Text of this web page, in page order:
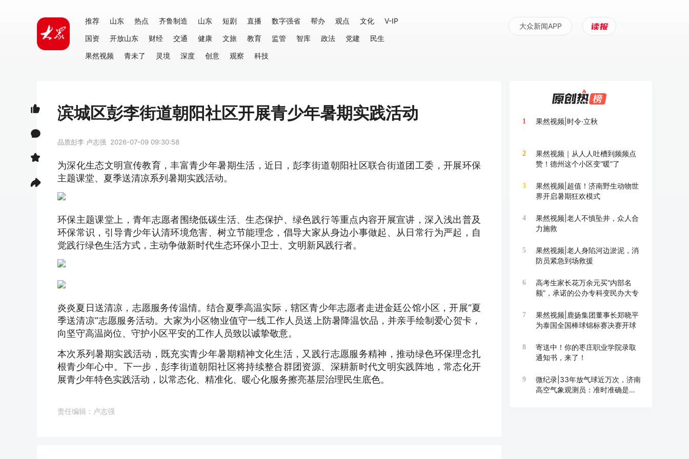
推荐 山东 热点 齐鲁制造 山东 短剧 直播 数字强省 帮办 观点 文化
V-IP
国资
开放山东 财经 交通 健康 文旅 教育 监管 智库 政法 党建
民生
果然视频
青未了 灵境 深度 创意 观察 科技
大众新闻APP
滨城区彭李街道朝阳社区开展青少年暑期实践活动
品质彭李 卢志强 2026-07-09 09:30:58
为深化生态文明宣传教育，丰富青少年暑期生活，近日，彭李街道朝阳社区联合街道团工委，开展环保
主题课堂、夏季送清凉系列暑期实践活动。
环保主题课堂上，青年志愿者围绕低碳生活、生态保护、绿色践行等重点内容开展宣讲，深入浅出普及
环保常识，引导青少年认清环境危害、树立节能理念，倡导大家从身边小事做起、从日常行为严起，自
觉践行绿色生活方式，主动争做新时代生态环保小卫士、文明新风践行者。
炎炎夏日送清凉，志愿服务传温情。结合夏季高温实际，辖区青少年志愿者走进金廷公馆小区，开展“夏
季送清凉”志愿服务活动。大家为小区物业值守一线工作人员送上防暑降温饮品，并亲手绘制爱心贺卡，
向坚守高温岗位、守护小区平安的工作人员致以诚挚敬意。
本次系列暑期实践活动，既充实青少年暑期精神文化生活，又践行志愿服务精神，推动绿色环保理念扎
根青少年心中。下一步，彭李街道朝阳社区将持续整合群团资源、深耕新时代文明实践阵地，常态化开
展青少年特色实践活动，以常态化、精准化、暖心化服务擦亮基层治理民生底色。
责任编辑：卢志强
1 果然视频|时令·立秋
2
果然视频｜从人人吐槽到频频点
赞！德州这个小区变“暖”了
3
果然视频|超值！济南野生动物世
界开启暑期狂欢模式
4
果然视频|老人不慎坠井，众人合
力施救
5
果然视频|老人身陷河边淤泥，消
防员紧急到场救援
6
高考生家长花万余元买“内部名
额”，承诺的公办专科变民办大专
7
果然视频|鹿扬集团董事长郑晓平
为泰国全国棒球锦标赛决赛开球
8
寄送中！你的枣庄职业学院录取
通知书，来了！
9
微纪录|33年放气球近万次，济南
高空气象观测员：准时准确是底